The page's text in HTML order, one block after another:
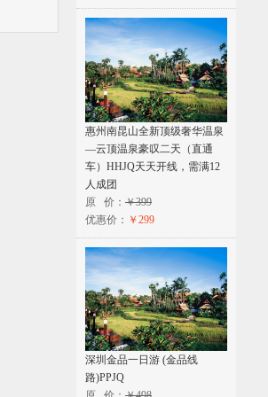
惠州南昆山全新顶级奢华温泉
—云顶温泉豪叹二天（直通
车）HHJQ天天开线，需满12
人成团
原 价： ￥399
优惠价： ￥299
深圳金品一日游 (金品线
路)PPJQ